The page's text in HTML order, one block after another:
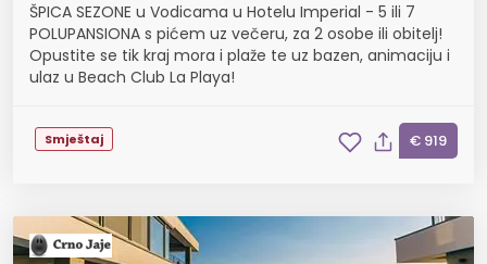
ŠPICA SEZONE u Vodicama u Hotelu Imperial - 5 ili 7
POLUPANSIONA s pićem uz večeru, za 2 osobe ili obitelj!
Opustite se tik kraj mora i plaže te uz bazen, animaciju i
ulaz u Beach Club La Playa!
Smještaj € 919